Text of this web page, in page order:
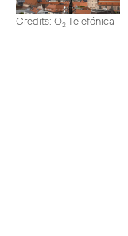
Credits: O2Telefónica